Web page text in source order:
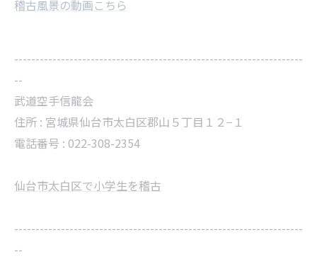
稽古風景の動画こちら
--------------------------------------------------------------------
--
武道空手信龍会
住所 : 宮城県仙台市太白区郡山５丁目１２−１
電話番号 : 022-308-2354
仙台市太白区で小学生を稽古
--------------------------------------------------------------------
--